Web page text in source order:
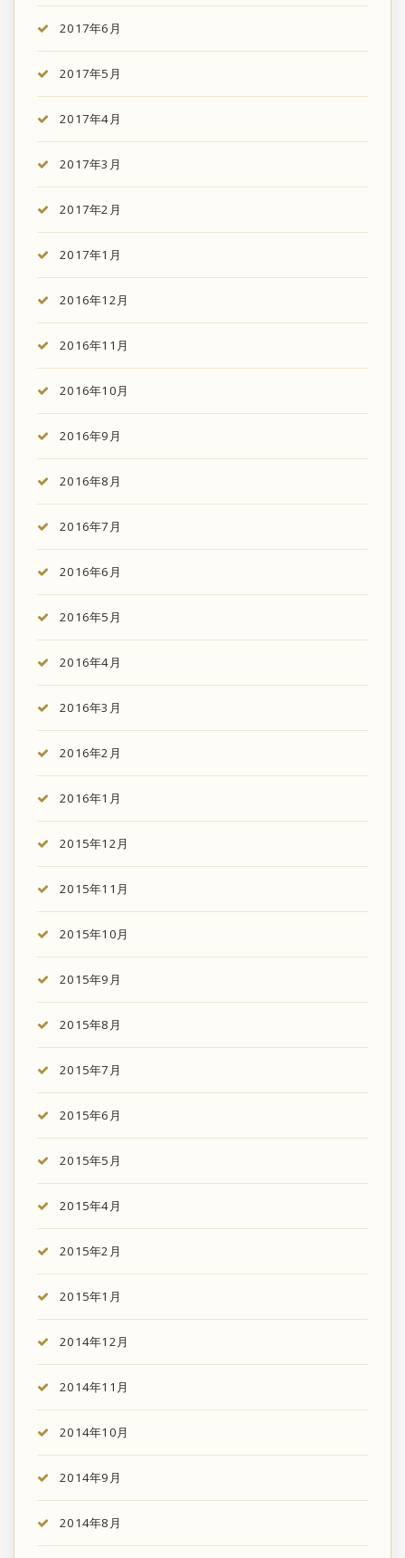
2017年6月
2017年5月
2017年4月
2017年3月
2017年2月
2017年1月
2016年12月
2016年11月
2016年10月
2016年9月
2016年8月
2016年7月
2016年6月
2016年5月
2016年4月
2016年3月
2016年2月
2016年1月
2015年12月
2015年11月
2015年10月
2015年9月
2015年8月
2015年7月
2015年6月
2015年5月
2015年4月
2015年2月
2015年1月
2014年12月
2014年11月
2014年10月
2014年9月
2014年8月